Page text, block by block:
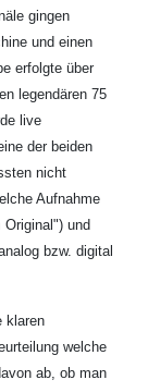
gingen
und einen
erfolgte über
legendären 75
live
der beiden
nicht
Aufnahme
und
bzw. digital
klaren
welche
ab, ob man